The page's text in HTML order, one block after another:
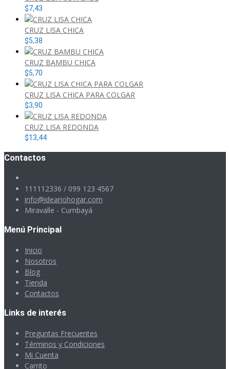
$7,43
CRUZ LISA CHICA
$5,38
CRUZ BAMBU CHICA
$5,70
CRUZ LISA CHICA PARA COLGAR
$3,90
CRUZ LISA REDONDA
$13,44
Contactos
111112336 / 099 123 4567
info@ideariohogar.com
Miravalle - Cumbayá
Menú Principal
Inicio
Nosotros
Blog
Tienda
Contactos
Links de interés
Preguntas Frecuentes
Términos y Condiciones
Mi Cuenta
Carrito